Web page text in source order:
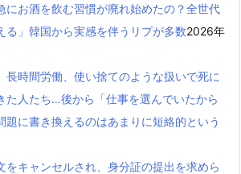
にお酒を飲む習慣が廃れ始めたの？全世代
る」韓国から実感を伴うリプが多数2026年
長時間労働、使い捨てのような扱いで死に
た人たち…後から「仕事を選んでいたから
題に書き換えるのはあまりに短絡的という
をキャンセルされ、身分証の提出を求めら